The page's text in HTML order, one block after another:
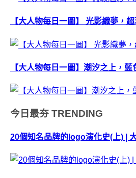
【大人物每日一圖】 光影織夢，
【大人物每日一圖】潮汐之上，藍
今日最夯 TRENDING
20個知名品牌的logo演化史(上) |